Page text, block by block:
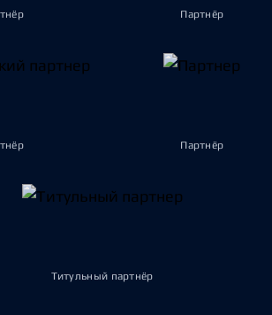
Партнёр
Партнёр
Титульный партнёр